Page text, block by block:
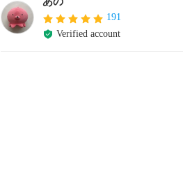
191
Verified account